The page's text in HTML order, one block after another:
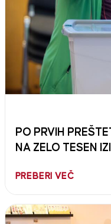
PO PRVIH
NA ZELO TESEN
PREBERI VEČ